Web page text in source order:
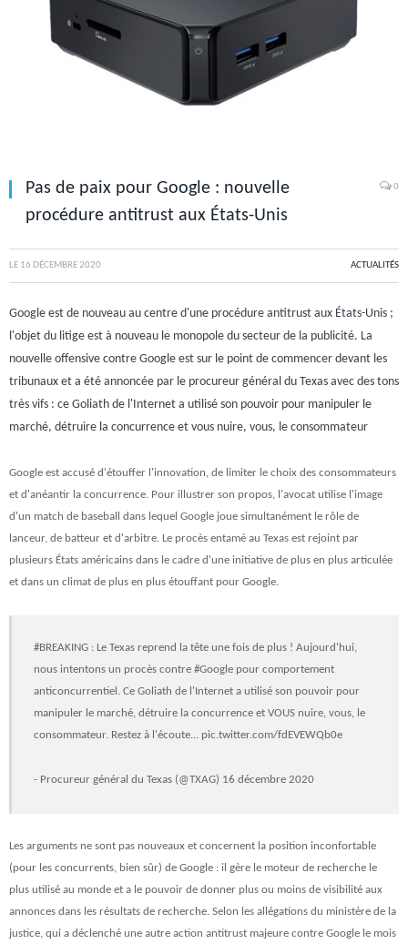
Pas de paix pour Google : nouvelle
procédure antitrust aux États-Unis
0
LE 16 DÉCEMBRE 2020 ACTUALITÉS
Google est de nouveau au centre d'une procédure antitrust aux États-Unis ;
l'objet du litige est à nouveau le monopole du secteur de la publicité. La
nouvelle offensive contre Google est sur le point de commencer devant les
tribunaux et a été annoncée par le procureur général du Texas avec des tons
très vifs : ce Goliath de l'Internet a utilisé son pouvoir pour manipuler le
marché, détruire la concurrence et vous nuire, vous, le consommateur
Google est accusé d'étouffer l'innovation, de limiter le choix des consommateurs
et d'anéantir la concurrence. Pour illustrer son propos, l'avocat utilise l'image
d'un match de baseball dans lequel Google joue simultanément le rôle de
lanceur, de batteur et d'arbitre. Le procès entamé au Texas est rejoint par
plusieurs États américains dans le cadre d'une initiative de plus en plus articulée
et dans un climat de plus en plus étouffant pour Google.
#BREAKING : Le Texas reprend la tête une fois de plus ! Aujourd'hui,
nous intentons un procès contre #Google pour comportement
anticoncurrentiel. Ce Goliath de l'Internet a utilisé son pouvoir pour
manipuler le marché, détruire la concurrence et VOUS nuire, vous, le
consommateur. Restez à l'écoute... pic.twitter.com/fdEVEWQb0e
- Procureur général du Texas (@TXAG) 16 décembre 2020
Les arguments ne sont pas nouveaux et concernent la position inconfortable
(pour les concurrents, bien sûr) de Google : il gère le moteur de recherche le
plus utilisé au monde et a le pouvoir de donner plus ou moins de visibilité aux
annonces dans les résultats de recherche. Selon les allégations du ministère de la
justice, qui a déclenché une autre action antitrust majeure contre Google le mois